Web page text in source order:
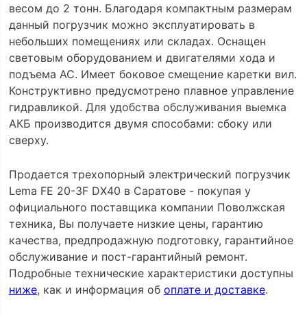
весом до 2 тонн. Благодаря компактным размерам
данный погрузчик можно эксплуатировать в
небольших помещениях или складах. Оснащен
световым оборудованием и двигателями хода и
подъема АС. Имеет боковое смещение каретки вил.
Конструктивно предусмотрено плавное управление
гидравликой. Для удобства обслуживания выемка
АКБ производится двумя способами: сбоку или
сверху.
Продается трехопорный электрический погрузчик
Lema FE 20-3F DX40 в Саратове - покупая у
официального поставщика компании Поволжская
техника, Вы получаете низкие цены, гарантию
качества, предпродажную подготовку, гарантийное
обслуживание и пост-гарантийный ремонт.
Подробные технические характеристики доступны
ниже, как и информация об оплате и доставке.